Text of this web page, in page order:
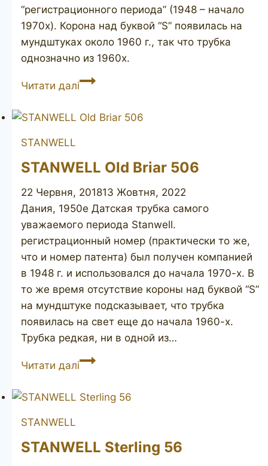
“регистрационного периода” (1948 – начало
1970х). Корона над буквой “S” появилась на
мундштуках около 1960 г., так что трубка
однозначно из 1960х.
Читати даліSTANWELL
Made
STANWELL
STANWELL Old Briar 506
22 Червня, 201813 Жовтня, 2022
Дания, 1950е Датская трубка самого
уважаемого периода Stanwell.
регистрационный номер (практически то же,
что и номер патента) был получен компанией
в 1948 г. и использовался до начала 1970-х. В
то же время отсутствие короны над буквой “S”
на мундштуке подсказывает, что трубка
появилась на свет еще до начала 1960-х.
Трубка редкая, ни в одной из…
Читати даліSTANWELL
Briar
STANWELL
STANWELL Sterling 56